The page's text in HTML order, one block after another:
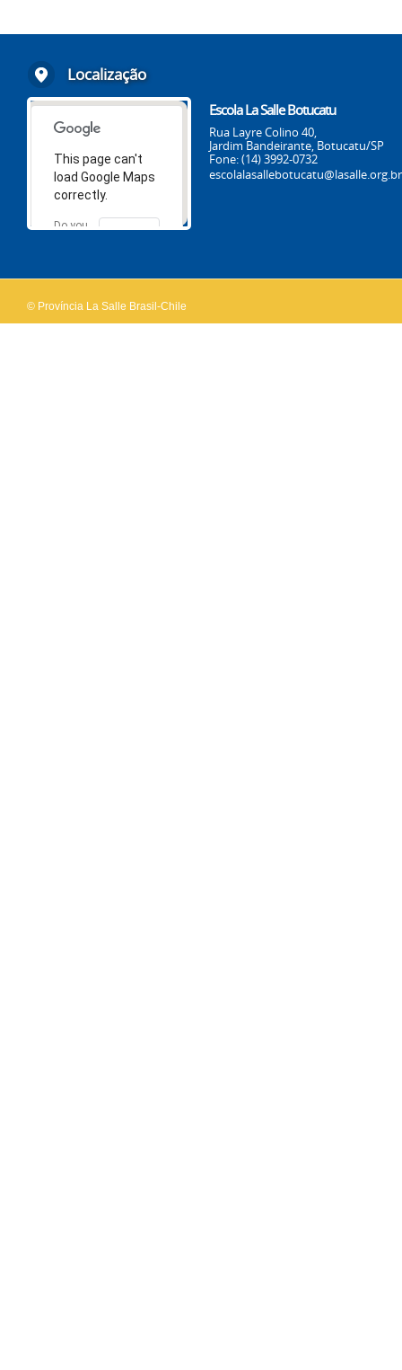
Localização
This page can't
load Google Maps
correctly.
Do you
OK
Escola La Salle Botucatu
Rua Layre Colino 40,
Jardim Bandeirante, Botucatu/SP
Fone: (14) 3992-0732
escolalasallebotucatu@lasalle.org.br
© Província La Salle Brasil-Chile